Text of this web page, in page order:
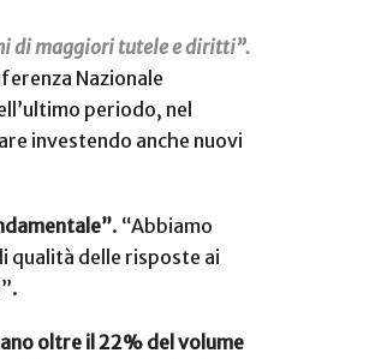
di maggiori tutele e diritti”.
Nazionale
periodo, nel
investendo anche nuovi
. “Abbiamo
qualità delle risposte ai
oltre il 22% del volume